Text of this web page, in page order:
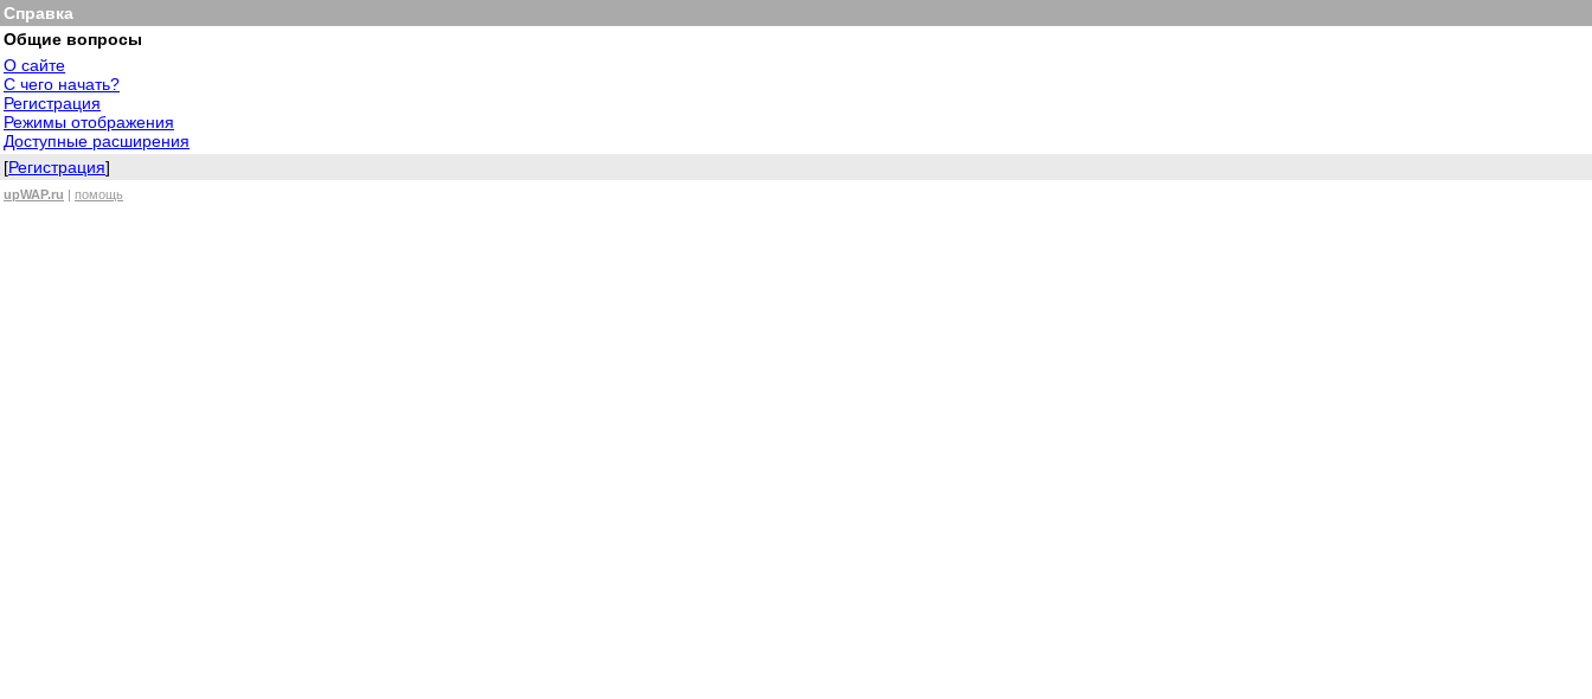
Справка
Общие вопросы
О сайте
С чего начать?
Регистрация
Режимы отображения
Доступные расширения
[Регистрация]
upWAP.ru | помощь